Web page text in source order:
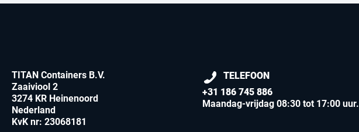
TITAN Containers B.V.
Zaaiviool 2
3274 KR Heinenoord
Nederland
KvK nr: 23068181
TELEFOON
+31 186 745 886
Maandag-vrijdag 08:30 tot 17:00 uur.